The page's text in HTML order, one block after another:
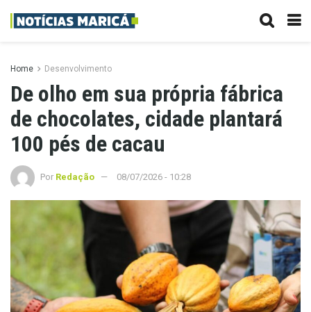
Home Desenvolvimento
De olho em sua própria fábrica
de chocolates, cidade plantará
100 pés de cacau
Por Redação 08/07/2026 - 10:28